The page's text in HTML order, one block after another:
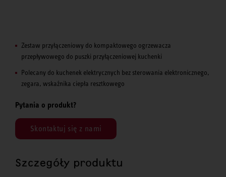
Zestaw przyłączeniowy do kompaktowego ogrzewacza
przepływowego do puszki przyłączeniowej kuchenki
Polecany do kuchenek elektrycznych bez sterowania elektronicznego,
zegara, wskaźnika ciepła resztkowego
Pytania o produkt?
Skontaktuj się z nami
Szczegóły produktu